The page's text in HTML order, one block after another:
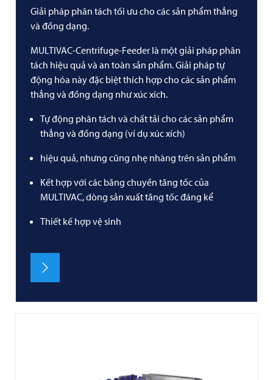
Giải pháp phân tách tối ưu cho các sản phẩm thẳng
và đồng dạng.
MULTIVAC-Centrifuge-Feeder là một giải pháp phân
tách hiệu quả và an toàn sản phẩm. Giải pháp tự
động hóa này đặc biệt thích hợp cho các sản phẩm
thẳng và đồng dạng như xúc xích.
Tự động phân tách và chất tải cho các sản phẩm
thẳng và đồng dạng (ví dụ xúc xích)
hiệu quả, nhưng cũng nhẹ nhàng trên sản phẩm
Kết hợp với các băng chuyền tăng tốc của
MULTIVAC, dòng sản xuất tăng tốc đáng kể
Thiết kế hợp vệ sinh